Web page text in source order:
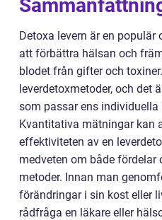
Detoxa levern är en
att förbättra hälsan och
blodet från gifter och
leverdetoxmetoder, och det
som passar ens
Kvantitativa mätningar kan
effektiviteten av en
medveten om både fördelar
metoder. Innan man
förändringar i sin kost eller
rådfråga en läkare eller